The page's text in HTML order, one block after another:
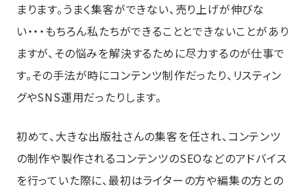
まります。うまく集客ができない、売り上げが伸びな
い・・・もちろん私たちができることとできないことがあり
ますが、その悩みを解決するために尽力するのが仕事で
す。その手法が時にコンテンツ制作だったり、リスティン
グやSNS運用だったりします。
初めて、大きな出版社さんの集客を任され、コンテンツ
の制作や製作されるコンテンツのSEOなどのアドバイス
を行っていた際に、最初はライターの方や編集の方との